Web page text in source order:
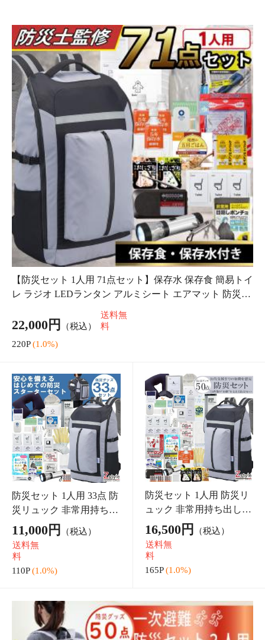
【防災セット 1人用 71点セット】保存水 保存食 簡易トイ
レ ラジオ LEDランタン アルミシート エアマット 防災リ
ュック付き 災害対策グッ
22,000円
防災セット 1人用 33点 防
災リュック 非常用持ち出
対策 台風対策 停電対策
ランタン 電
料
110P (1.0%)
震対策 保存水 非常食付
き 防災バッグ
165P (1.0%)
【防災士監修】防災セット 2人用 50点 避難用リュック 携
帯おにぎり4種 保存水 ランタンライト 非常用トイレ マス